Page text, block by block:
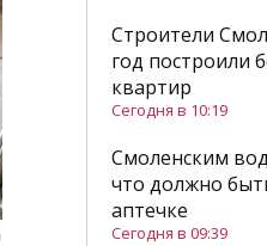
Строители
год построили
квартир
Сегодня в 10:19
Смоленским
что должно
аптечке
Сегодня в 09:39